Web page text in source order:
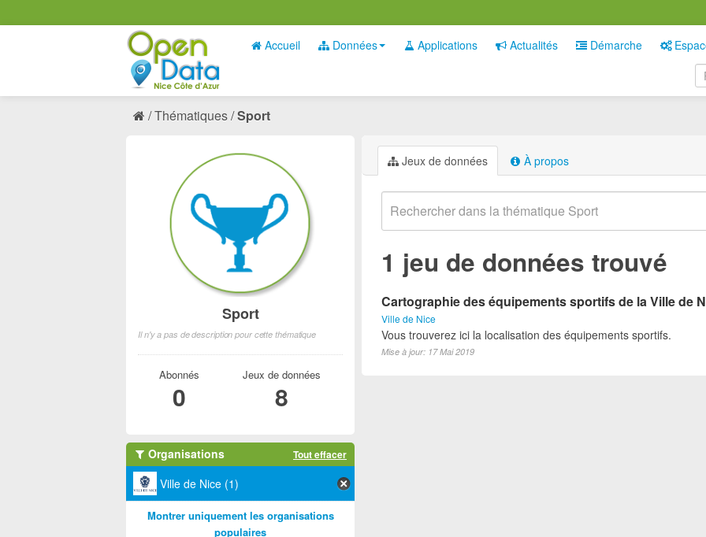
Accueil Données Applications Actualités Démarche
Thématiques Sport
Jeux de données À propos
1 jeu de données trouvé
Cartographie des équipements sportifs de la Ville de
Ville de Nice
Vous trouverez ici la localisation des équipements sportifs.
Mise à jour: 17 Mai 2019
Sport
Il n'y a pas de description pour cette thématique
Abonnés
0
Jeux de données
8
Organisations Tout effacer
Ville de Nice (1)
Montrer uniquement les organisations
populaires